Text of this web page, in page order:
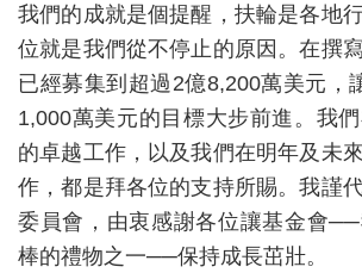
我們的成就是個提醒，扶輪是各地
位就是我們從不停止的原因。在撰
已經募集到超過2億8,200萬美元，
1,000萬美元的目標大步前進。我
的卓越工作，以及我們在明年及未
作，都是拜各位的支持所賜。我謹
委員會，由衷感謝各位讓基金會
棒的禮物之一──保持成長茁壯。